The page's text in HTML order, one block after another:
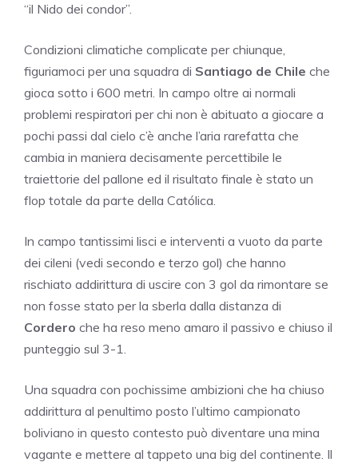
“il Nido dei condor”.
Condizioni climatiche complicate per chiunque,
figuriamoci per una squadra di Santiago de Chile che
gioca sotto i 600 metri. In campo oltre ai normali
problemi respiratori per chi non è abituato a giocare a
pochi passi dal cielo c’è anche l’aria rarefatta che
cambia in maniera decisamente percettibile le
traiettorie del pallone ed il risultato finale è stato un
flop totale da parte della Católica.
In campo tantissimi lisci e interventi a vuoto da parte
dei cileni (vedi secondo e terzo gol) che hanno
rischiato addirittura di uscire con 3 gol da rimontare se
non fosse stato per la sberla dalla distanza di
Cordero che ha reso meno amaro il passivo e chiuso il
punteggio sul 3-1.
Una squadra con pochissime ambizioni che ha chiuso
addirittura al penultimo posto l’ultimo campionato
boliviano in questo contesto può diventare una mina
vagante e mettere al tappeto una big del continente. Il